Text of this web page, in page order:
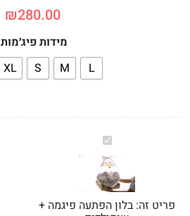
₪280.00
מידות פיג׳מות
L
M
S
XL
בלון
הפתעה
פיגמה
+
שוקולדים
פריט זה: בלון הפתעה פיגמה +